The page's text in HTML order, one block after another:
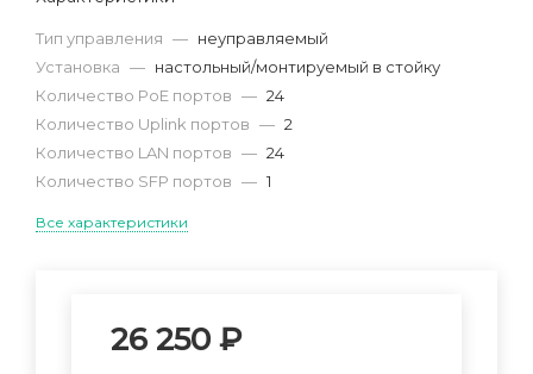
26 250 ₽
Тип управления — неуправляемый
Установка — настольный/монтируемый в стойку
Количество PoE портов — 24
Количество Uplink портов — 2
Количество LAN портов — 24
Количество SFP портов — 1
Все характеристики